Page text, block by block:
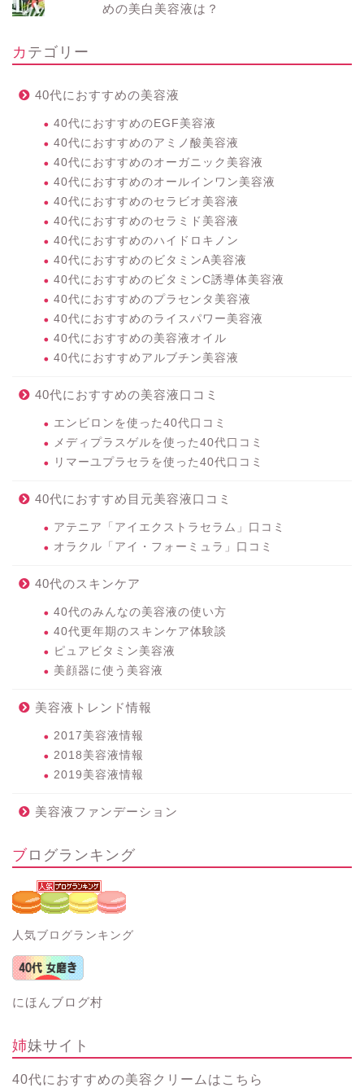
めの美白美容液は？
カテゴリー
40代におすすめの美容液
40代におすすめのEGF美容液
40代におすすめのアミノ酸美容液
40代におすすめのオーガニック美容液
40代におすすめのオールインワン美容液
40代におすすめのセラビオ美容液
40代におすすめのセラミド美容液
40代におすすめのハイドロキノン
40代におすすめのビタミンA美容液
40代におすすめのビタミンC誘導体美容液
40代におすすめのプラセンタ美容液
40代におすすめのライスパワー美容液
40代におすすめの美容液オイル
40代におすすめアルブチン美容液
40代におすすめの美容液口コミ
エンビロンを使った40代口コミ
メディプラスゲルを使った40代口コミ
リマーユプラセラを使った40代口コミ
40代におすすめ目元美容液口コミ
アテニア「アイエクストラセラム」口コミ
オラクル「アイ・フォーミュラ」口コミ
40代のスキンケア
40代のみんなの美容液の使い方
40代更年期のスキンケア体験談
ピュアビタミン美容液
美顔器に使う美容液
美容液トレンド情報
2017美容液情報
2018美容液情報
2019美容液情報
美容液ファンデーション
ブログランキング
人気ブログランキング
にほんブログ村
姉妹サイト
40代におすすめの美容クリーム はこちら